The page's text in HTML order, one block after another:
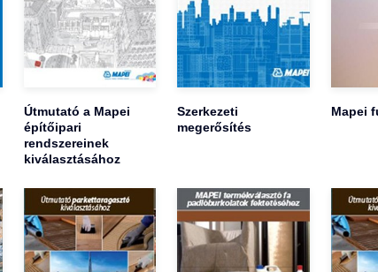
Útmutató a Mapei
építőipari
rendszereinek
kiválasztásához
Szerkezeti
megerősítés
Mapei